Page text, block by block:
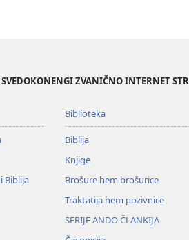
SVEDOKONENGI ZVANIČNO INTERNET
Biblija
Biblioteka
Biblija
Knjige
Brošure hem brošurice
Traktatija hem pozivnice
SERIJE ANDO ČLANKIJA